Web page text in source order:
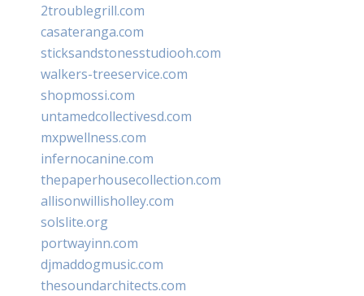
2troublegrill.com
casateranga.com
sticksandstonesstudiooh.com
walkers-treeservice.com
shopmossi.com
untamedcollectivesd.com
mxpwellness.com
infernocanine.com
thepaperhousecollection.com
allisonwillisholley.com
solslite.org
portwayinn.com
djmaddogmusic.com
thesoundarchitects.com